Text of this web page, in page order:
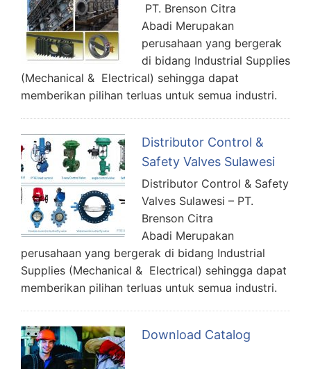
PT. Brenson Citra
Abadi Merupakan
perusahaan yang bergerak
di bidang Industrial Supplies
(Mechanical & Electrical) sehingga dapat
memberikan pilihan terluas untuk semua industri.
Distributor Control &
Safety Valves Sulawesi
Distributor Control & Safety
Valves Sulawesi – PT.
Brenson Citra
Abadi Merupakan
perusahaan yang bergerak di bidang Industrial
Supplies (Mechanical & Electrical) sehingga dapat
memberikan pilihan terluas untuk semua industri.
Download Catalog